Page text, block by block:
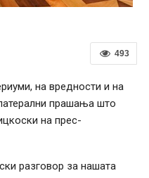
493
на вредности и на
прашања што
на прес-
разговор за нашата